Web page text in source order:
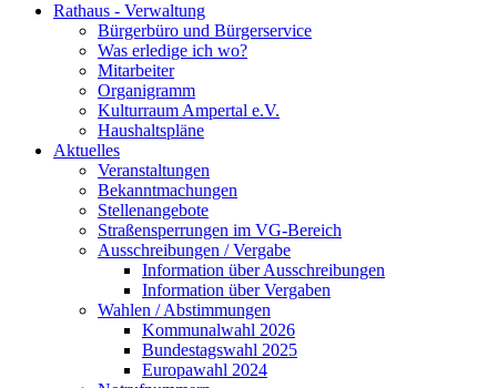
Rathaus - Verwaltung
Bürgerbüro und Bürgerservice
Was erledige ich wo?
Mitarbeiter
Organigramm
Kulturraum Ampertal e.V.
Haushaltspläne
Aktuelles
Veranstaltungen
Bekanntmachungen
Stellenangebote
Straßensperrungen im VG-Bereich
Ausschreibungen / Vergabe
Information über Ausschreibungen
Information über Vergaben
Wahlen / Abstimmungen
Kommunalwahl 2026
Bundestagswahl 2025
Europawahl 2024